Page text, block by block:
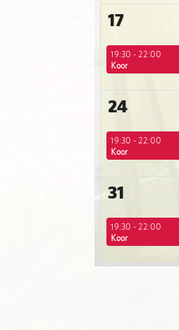
17
19:30 - 22:00
Koor
24
19:30 - 22:00
Koor
31
19:30 - 22:00
Koor